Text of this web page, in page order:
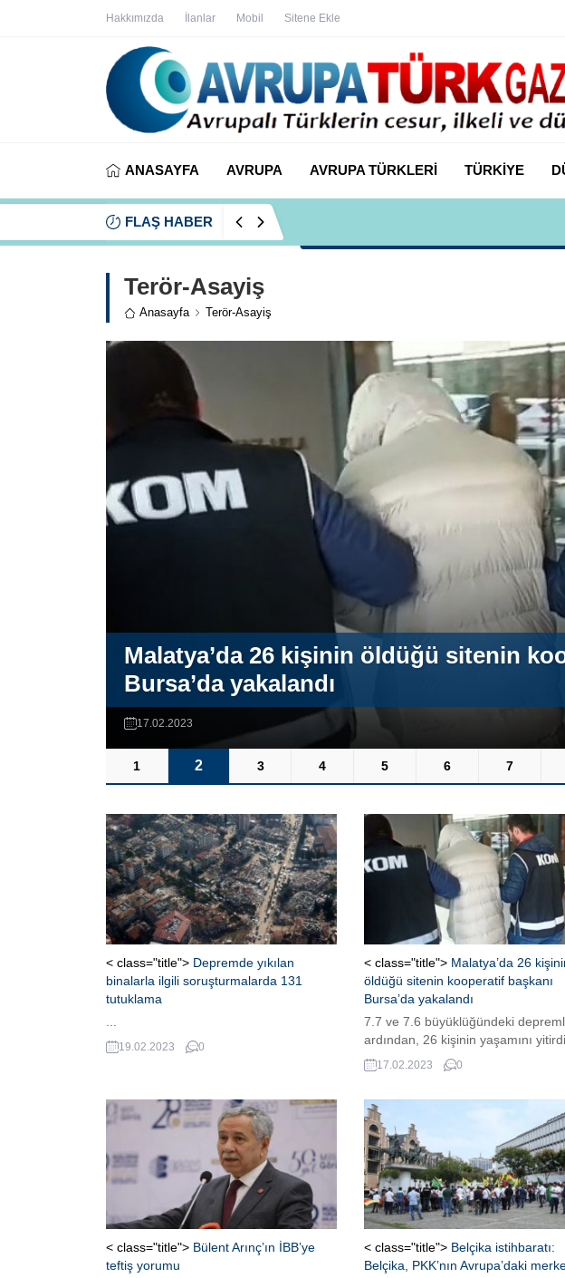
Hakkımızda İlanlar Mobil Sitene Ekle
ANASAYFA AVRUPA AVRUPA TÜRKLERİ TÜRKİYE
FLAŞ HABER
Terör-Asayiş
Anasayfa Terör-Asayiş
Malatya’da 26 kişinin öldüğü sitenin
Bursa’da yakalandı
17.02.2023
1 2 3 4 5 6 7
< class="title"> Depremde yıkılan
binalarla ilgili soruşturmalarda 131
tutuklama
19.02.2023 0
< class="title"> Malatya’da 26
öldüğü sitenin kooperatif başkanı
Bursa’da yakalandı
7.7 ve 7.6 büyüklüğündeki
ardından, 26 kişinin yaşamını
dairelik Bulutlar Sitesi'nin kooperatif
başkanı A.A., Bursa'da yakalanarak
17.02.2023 0
< class="title"> Bülent Arınç’ın İBB’ye
teftiş yorumu
< class="title"> Belçika istihbaratı:
Belçika, PKK’nın Avrupa’daki